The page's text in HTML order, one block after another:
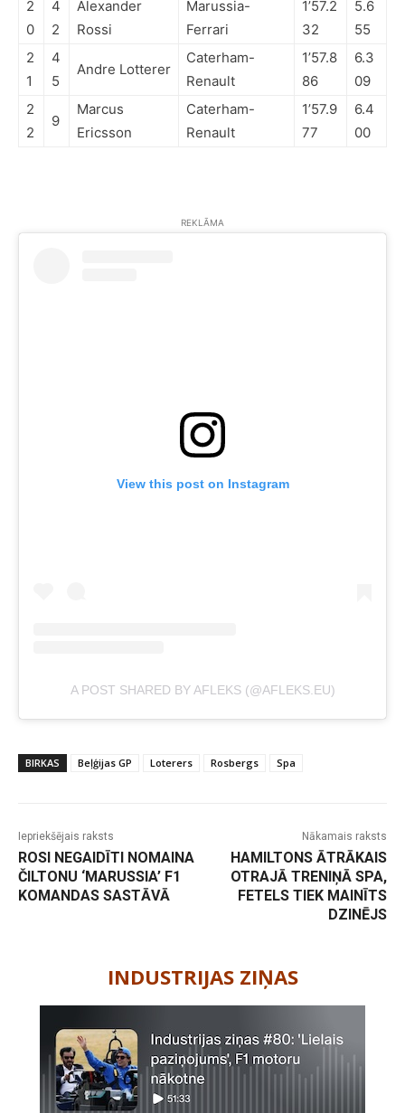
2
0
4
2
Alexander
Rossi
Marussia-
Ferrari
1’57.2
32
5.6
55
2
1
4
5
Andre Lotterer
Caterham-
Renault
1’57.8
86
6.3
09
2
2
9
Marcus
Ericsson
Caterham-
Renault
1’57.9
77
6.4
00
REKLĀMA
View this post on Instagram
A POST SHARED BY AFLEKS (@AFLEKS.EU)
BIRKAS Beļģijas GP Loterers Rosbergs Spa
Iepriekšējais raksts
ROSI NEGAIDĪTI NOMAINA
ČILTONU ‘MARUSSIA’ F1
KOMANDAS SASTĀVĀ
Nākamais raksts
HAMILTONS ĀTRĀKAIS
OTRAJĀ TRENIŅĀ SPA,
FETELS TIEK MAINĪTS
DZINĒJS
INDUSTRIJAS ZIŅAS